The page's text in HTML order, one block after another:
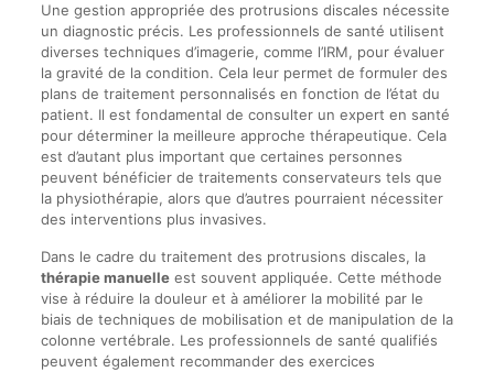
Une gestion appropriée des protrusions discales nécessite
un diagnostic précis. Les professionnels de santé utilisent
diverses techniques d’imagerie, comme l’IRM, pour évaluer
la gravité de la condition. Cela leur permet de formuler des
plans de traitement personnalisés en fonction de l’état du
patient. Il est fondamental de consulter un expert en santé
pour déterminer la meilleure approche thérapeutique. Cela
est d’autant plus important que certaines personnes
peuvent bénéficier de traitements conservateurs tels que
la physiothérapie, alors que d’autres pourraient nécessiter
des interventions plus invasives.
Dans le cadre du traitement des protrusions discales, la
thérapie manuelleest souvent appliquée. Cette méthode
vise à réduire la douleur et à améliorer la mobilité par le
biais de techniques de mobilisation et de manipulation de la
colonne vertébrale. Les professionnels de santé qualifiés
peuvent également recommander des exercices